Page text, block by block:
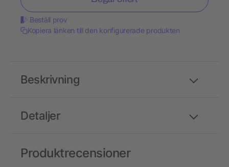
Beställ prov
Kopiera länken till den konfigurerade produkten
Detaljer
Beskrivning
Produktrecensioner